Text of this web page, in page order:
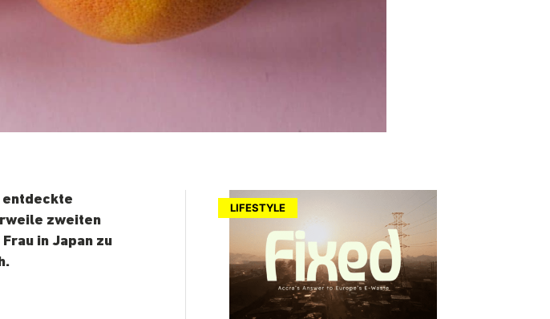
entdeckte
zweiten
in Japan zu
LIFESTYLE